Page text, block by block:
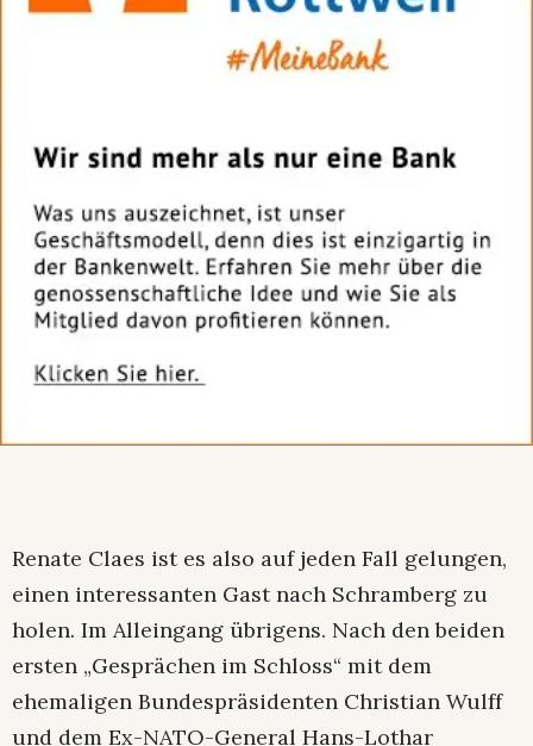
Renate Claes ist es also auf jeden Fall gelungen,
einen interessanten Gast nach Schramberg zu
holen. Im Alleingang übrigens. Nach den beiden
ersten „Gesprächen im Schloss“ mit dem
ehemaligen Bundespräsidenten Christian Wulff
und dem Ex-NATO-General Hans-Lothar